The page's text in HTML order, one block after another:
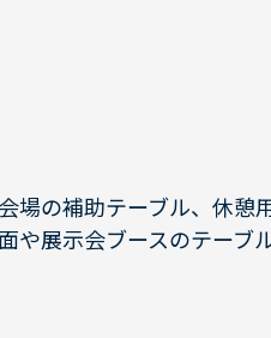
場の補助テーブル、休憩
や展示会ブースのテーブ